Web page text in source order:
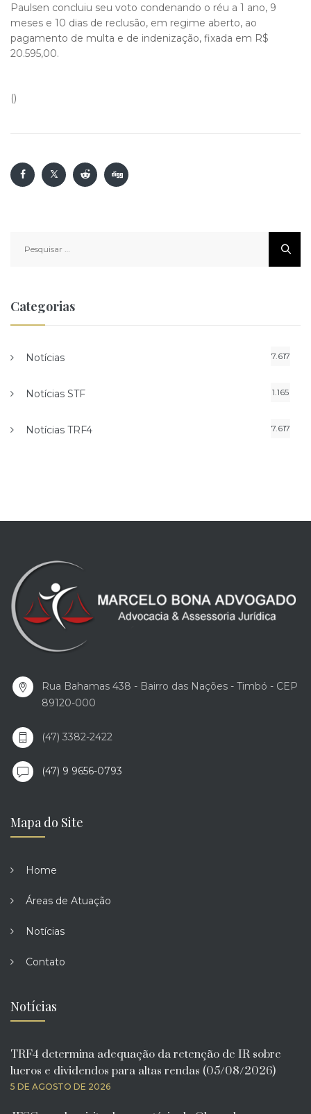
Paulsen concluiu seu voto condenando o réu a 1 ano, 9
meses e 10 dias de reclusão, em regime aberto, ao
pagamento de multa e de indenização, fixada em R$
20.595,00.
()
por:
Categorias
Notícias 7.617
Notícias STF 1.165
Notícias TRF4 7.617
Rua Bahamas 438 - Bairro das Nações - Timbó - CEP
89120-000
(47) 3382-2422
(47) 9 9656-0793
Mapa do Site
Home
Áreas de Atuação
Notícias
Contato
Notícias
TRF4 determina adequação da retenção de IR sobre
lucros e dividendos para altas rendas (05/08/2026)
5 DE AGOSTO DE 2026